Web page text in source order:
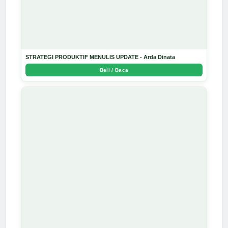
STRATEGI PRODUKTIF MENULIS UPDATE - Arda Dinata
Beli / Baca